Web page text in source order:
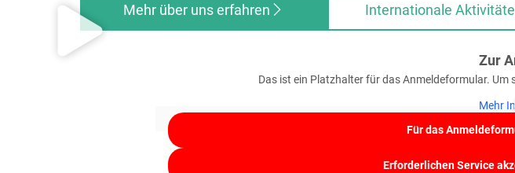
Mehr über uns erfahren Internationale
Zur
Das ist ein Platzhalter für das Anmeldeformular.
Mehr
Für das
Erforderlichen Service